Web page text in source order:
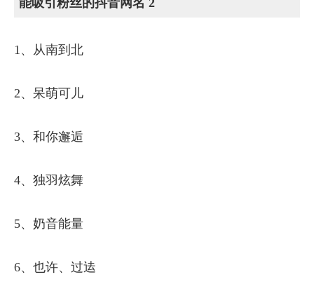
能吸引粉丝的抖音网名 2
1、从南到北
2、呆萌可儿
3、和你邂逅
4、独羽炫舞
5、奶音能量
6、也许、过迲